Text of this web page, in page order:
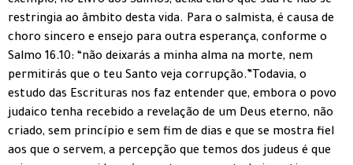
restringia ao âmbito desta vida. Para o salmista, é causa de
choro sincero e ensejo para outra esperança, conforme o
Salmo 16.10: “não deixarás a minha alma na morte, nem
permitirás que o teu Santo veja corrupção.”Todavia, o
estudo das Escrituras nos faz entender que, embora o povo
judaico tenha recebido a revelação de um Deus eterno, não
criado, sem princípio e sem fim de dias e que se mostra fiel
aos que o servem, a percepção que temos dos judeus é que